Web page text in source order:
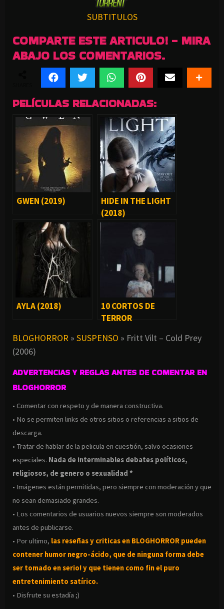
SUBTITULOS
COMPARTE ESTE ARTICULO! - MIRA
ABAJO LOS COMENTARIOS.
PELÍCULAS RELACIONADAS:
GWEN (2019)
HIDE IN THE LIGHT
(2018)
AYLA (2018)
10 CORTOS DE
TERROR
PARA VER AHORA
BLOGHORROR » SUSPENSO » Fritt Vilt – Cold Prey
(2006)
ADVERTENCIAS Y REGLAS ANTES DE COMENTAR EN
BLOGHORROR
• Comentar con respeto y de manera constructiva.
• No se permiten links de otros sitios o referencias a sitios de
descarga.
• Tratar de hablar de la pelicula en cuestión, salvo ocasiones
especiales. Nada de interminables debates políticos,
religiosos, de genero o sexualidad *
• Imágenes están permitidas, pero siempre con moderación y que
no sean demasiado grandes.
• Los comentarios de usuarios nuevos siempre son moderados
antes de publicarse.
• Por ultimo, las reseñas y criticas en BLOGHORROR pueden
contener humor negro-ácido, que de ninguna forma debe
ser tomado en serio! y que tienen como fin el puro
entretenimiento satírico.
• Disfrute su estadía ;)